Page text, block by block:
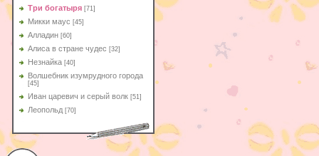
Три богатыря [71]
Микки маус [45]
Алладин [60]
Aлиса в стране чудес [32]
Незнайка [40]
Волшебник изумрудного города
[45]
Иван царевич и серый волк [51]
Леопольд [70]